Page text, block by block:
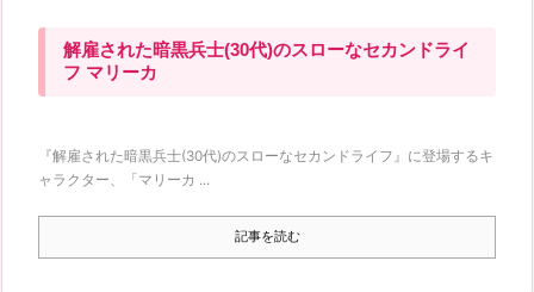
解雇された暗黒兵士(30代)のスローなセカンドライ
フ マリーカ
『解雇された暗黒兵士(30代)のスローなセカンドライフ』に登場するキ
ャラクター、「マリーカ ...
記事を読む